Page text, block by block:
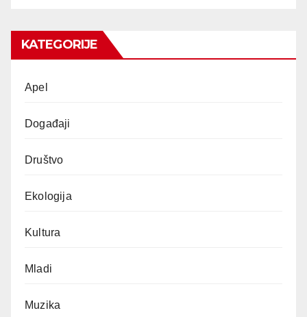
KATEGORIJE
Apel
Događaji
Društvo
Ekologija
Kultura
Mladi
Muzika